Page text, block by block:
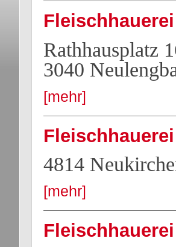
Rathhausplatz
3040
[mehr]
4814
[mehr]